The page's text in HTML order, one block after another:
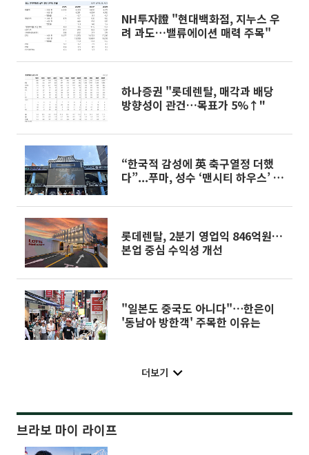
NH투자證 "현대백화점, 지누스 우
려 과도…밸류에이션 매력 주목"
하나증권 "롯데렌탈, 매각과 배당
방향성이 관건…목표가 5%↑"
“한국적 감성에 英 축구열정 더했
다”...푸마, 성수 ‘맨시티 하우스’ 팝
롯데렌탈, 2분기 영업익 846억원…
본업 중심 수익성 개선
"일본도 중국도 아니다"⋯한은이
'동남아 방한객' 주목한 이유는
더보기
브라보 마이 라이프